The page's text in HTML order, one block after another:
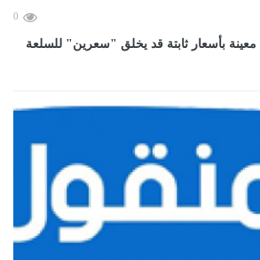
0
معينة بأسعار ثابتة قد يخلق "سعرين" للسلعة